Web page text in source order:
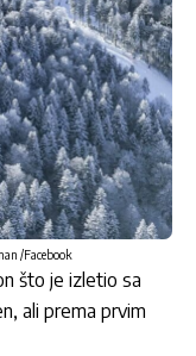
/Facebook
što je izletio sa
ali prema prvim